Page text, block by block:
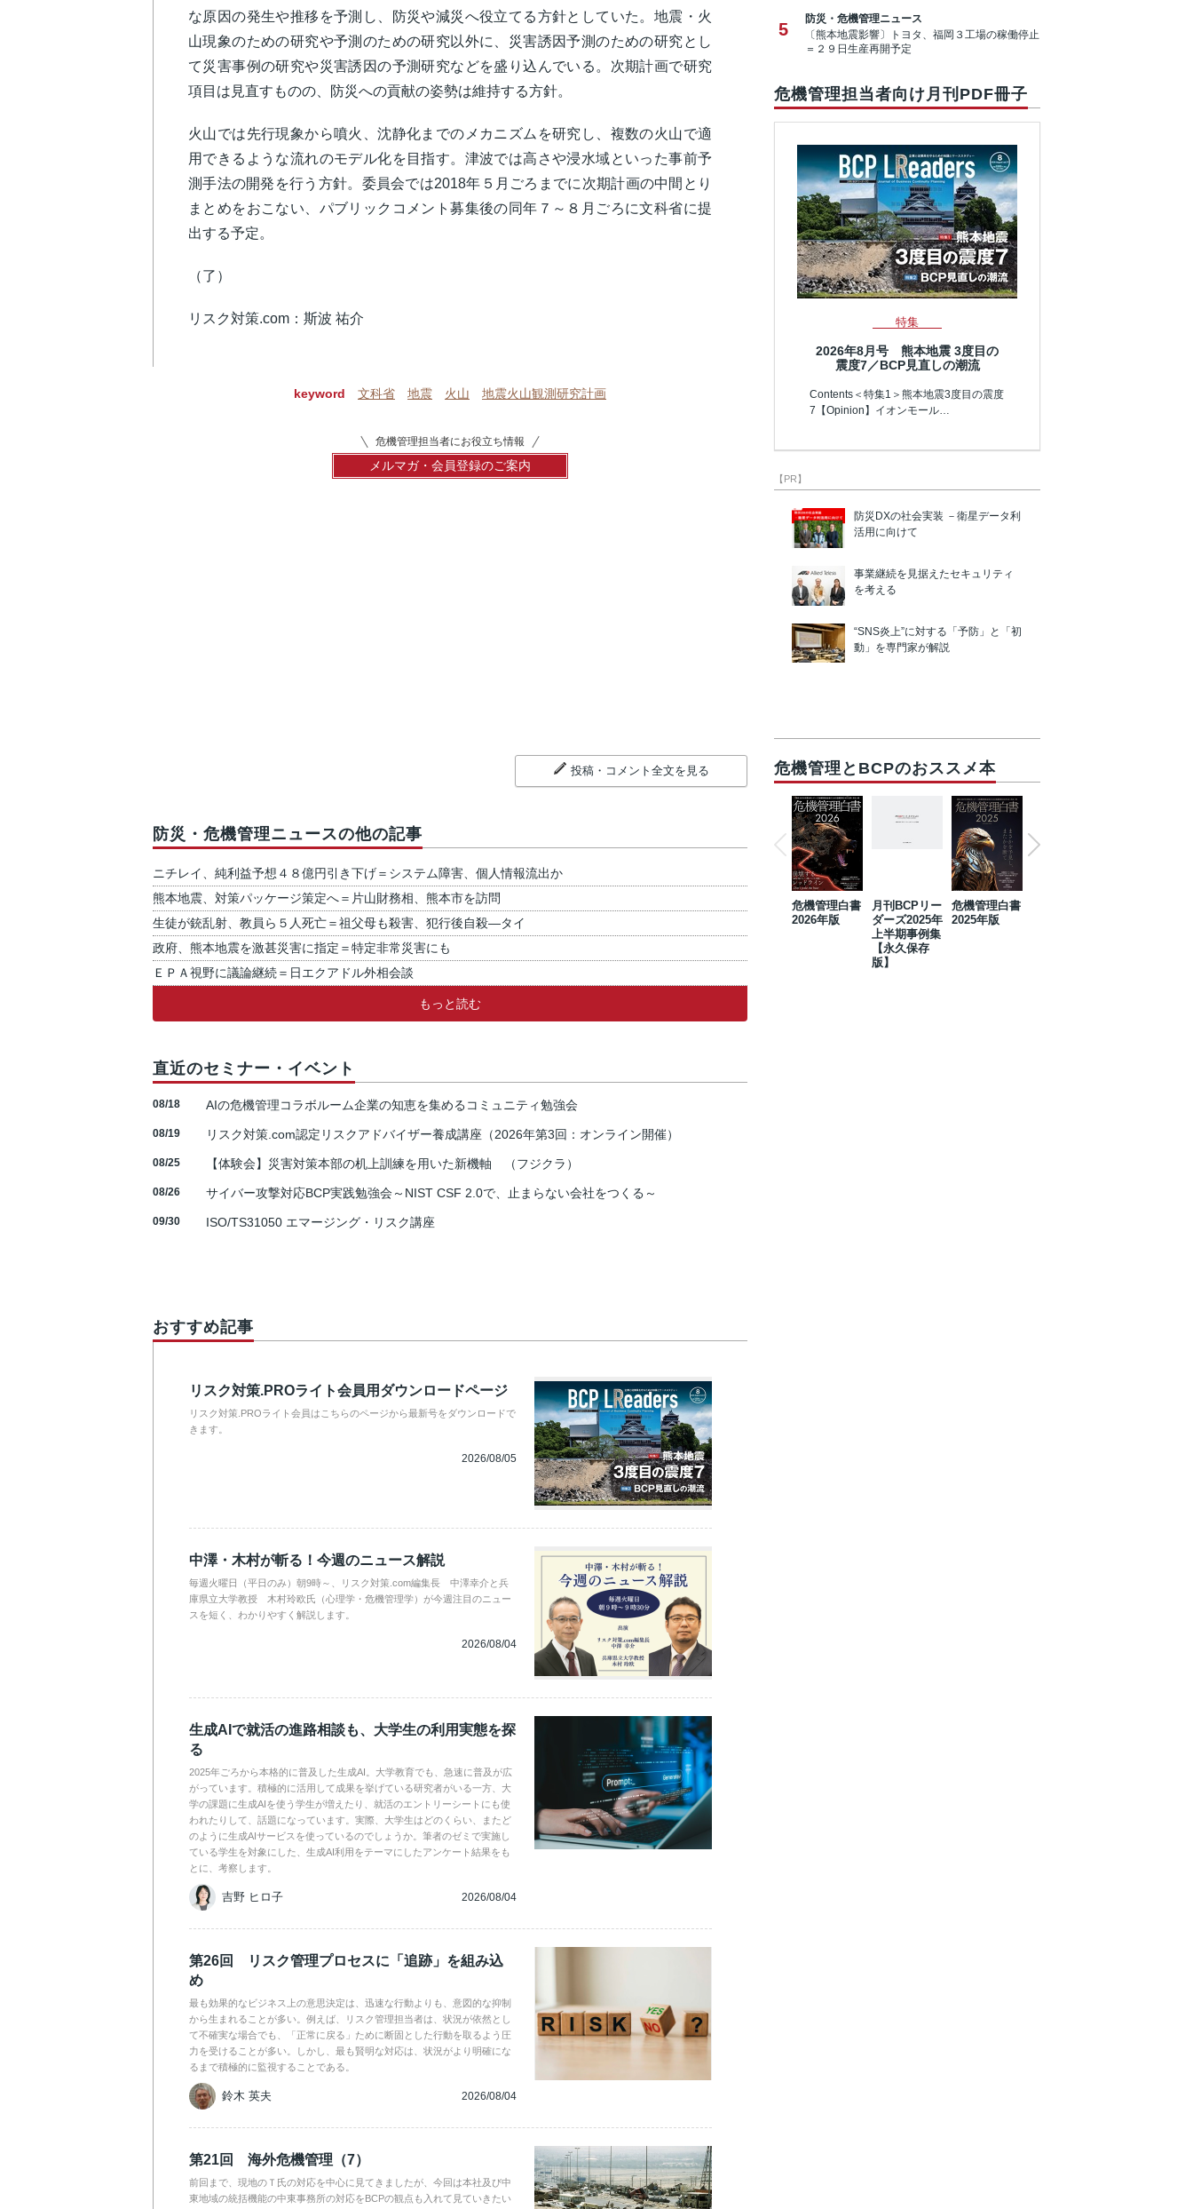
な原因の発生や推移を予測し、防災や減災へ役立てる方針としていた。地震・火
山現象のための研究や予測のための研究以外に、災害誘因予測のための研究とし
て災害事例の研究や災害誘因の予測研究などを盛り込んでいる。次期計画で研究
項目は見直すものの、防災への貢献の姿勢は維持する方針。
火山では先行現象から噴火、沈静化までのメカニズムを研究し、複数の火山で適
用できるような流れのモデル化を目指す。津波では高さや浸水域といった事前予
測手法の開発を行う方針。委員会では2018年５月ごろまでに次期計画の中間とり
まとめをおこない、パブリックコメント募集後の同年７～８月ごろに文科省に提
出する予定。
（了）
リスク対策.com：斯波 祐介
keyword 文科省 地震 火山 地震火山観測研究計画
危機管理担当者にお役立ち情報
メルマガ・会員登録のご案内
投稿・コメント全文を見る
防災・危機管理ニュースの他の記事
ニチレイ、純利益予想４８億円引き下げ＝システム障害、個人情報流出か
熊本地震、対策パッケージ策定へ＝片山財務相、熊本市を訪問
生徒が銃乱射、教員ら５人死亡＝祖父母も殺害、犯行後自殺―タイ
政府、熊本地震を激甚災害に指定＝特定非常災害にも
ＥＰＡ視野に議論継続＝日エクアドル外相会談
もっと読む
直近のセミナー・イベント
08/18 AIの危機管理コラボルーム企業の知恵を集めるコミュニティ勉強会
08/19 リスク対策.com認定リスクアドバイザー養成講座（2026年第3回：オンライン開催）
08/25 【体験会】災害対策本部の机上訓練を用いた新機軸 （フジクラ）
08/26 サイバー攻撃対応BCP実践勉強会～NIST CSF 2.0で、止まらない会社をつくる～
09/30 ISO/TS31050 エマージング・リスク講座
おすすめ記事
リスク対策.PROライト会員用ダウンロードページ
リスク対策.PROライト会員はこちらのページから最新号をダウンロードで
きます。
2026/08/05
中澤・木村が斬る！今週のニュース解説
毎週火曜日（平日のみ）朝9時～、リスク対策.com編集長 中澤幸介と兵
庫県立大学教授 木村玲欧氏（心理学・危機管理学）が今週注目のニュー
スを短く、わかりやすく解説します。
2026/08/04
生成AIで就活の進路相談も、大学生の利用実態を探
る
2025年ごろから本格的に普及した生成AI。大学教育でも、急速に普及が広
がっています。積極的に活用して成果を挙げている研究者がいる一方、大
学の課題に生成AIを使う学生が増えたり、就活のエントリーシートにも使
われたりして、話題になっています。実際、大学生はどのくらい、またど
のように生成AIサービスを使っているのでしょうか。筆者のゼミで実施し
ている学生を対象にした、生成AI利用をテーマにしたアンケート結果をも
とに、考察します。
吉野 ヒロ子 2026/08/04
第26回 リスク管理プロセスに「追跡」を組み込
め
最も効果的なビジネス上の意思決定は、迅速な行動よりも、意図的な抑制
から生まれることが多い。例えば、リスク管理担当者は、状況が依然とし
て不確実な場合でも、「正常に戻る」ために断固とした行動を取るよう圧
力を受けることが多い。しかし、最も賢明な対応は、状況がより明確にな
るまで積極的に監視することである。
鈴木 英夫 2026/08/04
第21回 海外危機管理（7）
前回まで、現地のＴ氏の対応を中心に見てきましたが、今回は本社及び中
東地域の統括機能の中東事務所の対応をBCPの観点も入れて見ていきたい
5
防災・危機管理ニュース
〔熊本地震影響〕トヨタ、福岡３工場の稼働停止
＝２９日生産再開予定
危機管理担当者向け月刊PDF冊子
特集
2026年8月号 熊本地震 3度目の
震度7／BCP見直しの潮流
Contents＜特集1＞熊本地震3度目の震度
7【Opinion】イオンモール…
【PR】
防災DXの社会実装 －衛星データ利
活用に向けて
事業継続を見据えたセキュリティ
を考える
“SNS炎上”に対する「予防」と「初
動」を専門家が解説
危機管理とBCPのおススメ本
危機管理白書
2026年版
月刊BCPリー
ダーズ2025年
上半期事例集
【永久保存
版】
危機管理白書
2025年版